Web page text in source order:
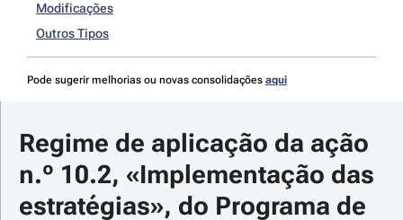
Modificações
Outros Tipos
Pode sugerir melhorias ou novas consolidações aqui
Regime de aplicação da ação
n.º 10.2, «Implementação das
estratégias», do Programa de